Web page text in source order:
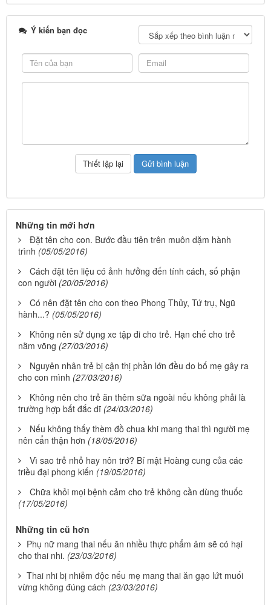
Ý kiến bạn đọc
Những tin mới hơn
Đặt tên cho con. Bước đầu tiên trên muôn dặm hành
trình (05/05/2016)
Cách đặt tên liệu có ảnh hưởng đến tính cách, số phận
con người (20/05/2016)
Có nên đặt tên cho con theo Phong Thủy, Tứ trụ, Ngũ
hành...? (05/05/2016)
Không nên sử dụng xe tập đi cho trẻ. Hạn chế cho trẻ
nằm võng (27/03/2016)
Nguyên nhân trẻ bị cận thị phần lớn đều do bố mẹ gây ra
cho con mình (27/03/2016)
Không nên cho trẻ ăn thêm sữa ngoài nếu không phải là
trường hợp bất đắc dĩ (24/03/2016)
Nếu không thấy thèm đồ chua khi mang thai thì người mẹ
nên cẩn thận hơn (18/05/2016)
Vì sao trẻ nhỏ hay nôn trớ? Bí mật Hoàng cung của các
triều đại phong kiến (19/05/2016)
Chữa khỏi mọi bệnh cảm cho trẻ không cần dùng thuốc
(17/05/2016)
Những tin cũ hơn
Phụ nữ mang thai nếu ăn nhiều thực phẩm âm sẽ có hại
cho thai nhi. (23/03/2016)
Thai nhi bị nhiễm độc nếu mẹ mang thai ăn gạo lứt muối
vừng không đúng cách (23/03/2016)